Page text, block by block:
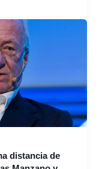
distancia de